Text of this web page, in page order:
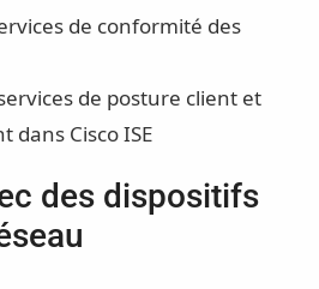
de conformité des
de posture client et
dans Cisco ISE
des dispositifs